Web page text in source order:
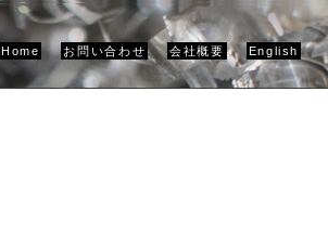
Home お問い合わせ 会社概要 English